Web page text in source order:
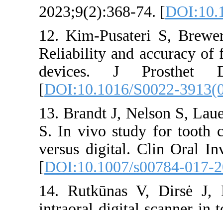
2023;9(2):368-74. [
12. Kim-Pusateri
Reliability and
devices. J
[DOI:10.1016/
13. Brandt J,
S. In vivo study
versus digital.
[DOI:10.1007/
14. Rutkūnas V,